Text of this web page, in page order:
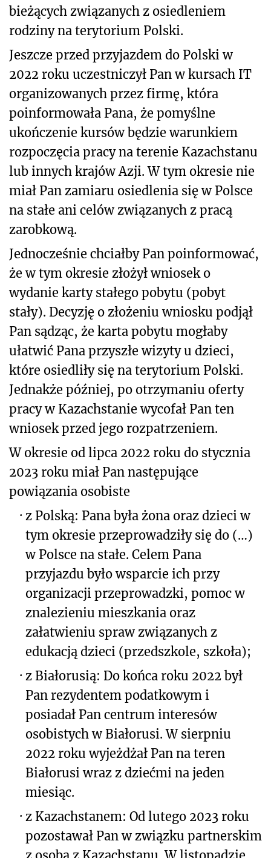
bieżących związanych z osiedleniem
rodziny na terytorium Polski.
Jeszcze przed przyjazdem do Polski w
2022 roku uczestniczył Pan w kursach IT
organizowanych przez firmę, która
poinformowała Pana, że pomyślne
ukończenie kursów będzie warunkiem
rozpoczęcia pracy na terenie Kazachstanu
lub innych krajów Azji. W tym okresie nie
miał Pan zamiaru osiedlenia się w Polsce
na stałe ani celów związanych z pracą
zarobkową.
Jednocześnie chciałby Pan poinformować,
że w tym okresie złożył wniosek o
wydanie karty stałego pobytu (pobyt
stały). Decyzję o złożeniu wniosku podjął
Pan sądząc, że karta pobytu mogłaby
ułatwić Pana przyszłe wizyty u dzieci,
które osiedliły się na terytorium Polski.
Jednakże później, po otrzymaniu oferty
pracy w Kazachstanie wycofał Pan ten
wniosek przed jego rozpatrzeniem.
W okresie od lipca 2022 roku do stycznia
2023 roku miał Pan następujące
powiązania osobiste
· z Polską: Pana była żona oraz dzieci w
tym okresie przeprowadziły się do (…)
w Polsce na stałe. Celem Pana
przyjazdu było wsparcie ich przy
organizacji przeprowadzki, pomoc w
znalezieniu mieszkania oraz
załatwieniu spraw związanych z
edukacją dzieci (przedszkole, szkoła);
· z Białorusią: Do końca roku 2022 był
Pan rezydentem podatkowym i
posiadał Pan centrum interesów
osobistych w Białorusi. W sierpniu
2022 roku wyjeżdżał Pan na teren
Białorusi wraz z dziećmi na jeden
miesiąc.
· z Kazachstanem: Od lutego 2023 roku
pozostawał Pan w związku partnerskim